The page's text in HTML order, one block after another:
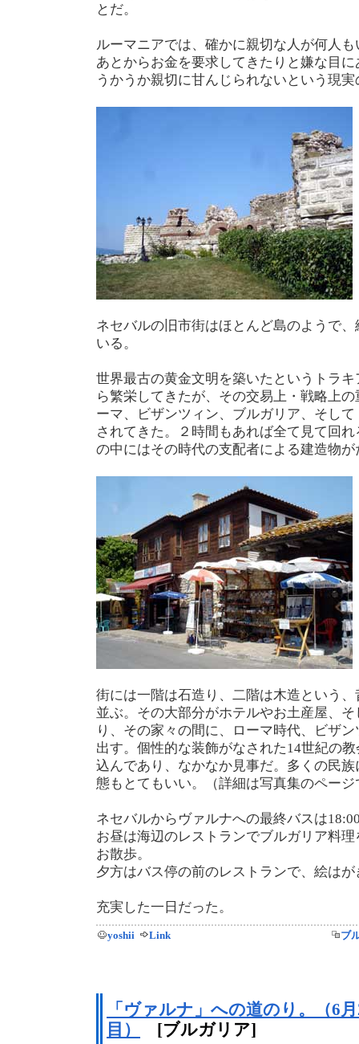
とだ。
ルーマニアでは、確かに親切な人が何人
あとからお金を要求してきたりと嫌な目
うかうか親切に甘んじられないという現
ネセバルの旧市街はほとんど島のようで
いる。
世界最古の黄金文明を築いたというトラ
ら繁栄してきたが、その交易上・戦略上
ーマ、ビザンツィン、ブルガリア、そし
されてきた。２時間もあれば全て見て回
の中にはその時代の支配者による建造物
街には一階は石造り、二階は木造という
並ぶ。その大部分がホテルやお土産屋、
り、その家々の間に、ローマ時代、ビザ
出す。個性的な装飾がなされた14世紀の
込んであり、なかなか見事だ。多くの民
態もとてもいい。（詳細は写真集のページ
ネセバルからヴァルナへの最終バスは
お昼は海辺のレストランでブルガリア料
お散歩。
夕方はバス停の前のレストランで、絵は
充実した一日だった。
yoshii Link ブ
「ヴァルナ」への道のり。（6
目）
[ブルガリア]